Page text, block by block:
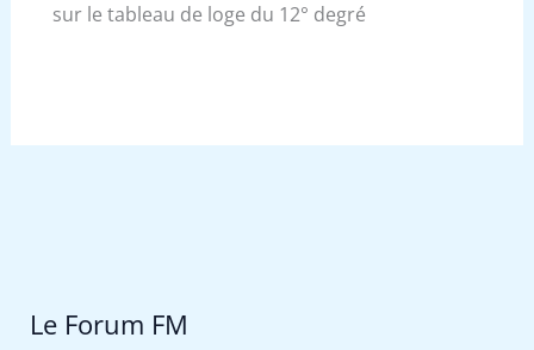
sur le tableau de loge du 12° degré
Le Forum FM